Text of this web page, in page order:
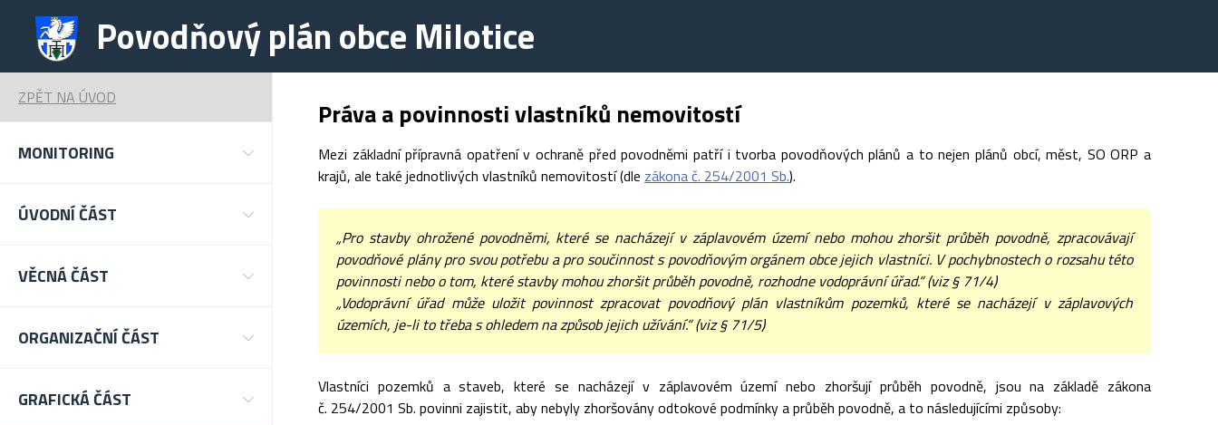
Povodňový plán obce Milotice
ZPĚT NA ÚVOD
MONITORING
ÚVODNÍ ČÁST
VĚCNÁ ČÁST
ORGANIZAČNÍ ČÁST
GRAFICKÁ ČÁST
Práva a povinnosti vlastníků nemovitostí
Mezi základní přípravná opatření v ochraně před povodněmi patří i tvorba povodňových plánů a to nejen plánů obcí, měst, SO ORP a
krajů, ale také jednotlivých vlastníků nemovitostí (dle zákona č. 254/2001 Sb.).
„Pro stavby ohrožené povodněmi, které se nacházejí v záplavovém území nebo mohou zhoršit průběh povodně, zpracovávají
povodňové plány pro svou potřebu a pro součinnost s povodňovým orgánem obce jejich vlastníci. V pochybnostech o rozsahu této
povinnosti nebo o tom, které stavby mohou zhoršit průběh povodně, rozhodne vodoprávní úřad.“ (viz § 71/4)
„Vodoprávní úřad může uložit povinnost zpracovat povodňový plán vlastníkům pozemků, které se nacházejí v záplavových
územích, je-li to třeba s ohledem na způsob jejich užívání.“ (viz § 71/5)
Vlastníci pozemků a staveb, které se nacházejí v záplavovém území nebo zhoršují průběh povodně, jsou na základě zákona
č. 254/2001 Sb. povinni zajistit, aby nebyly zhoršovány odtokové podmínky a průběh povodně, a to následujícími způsoby: